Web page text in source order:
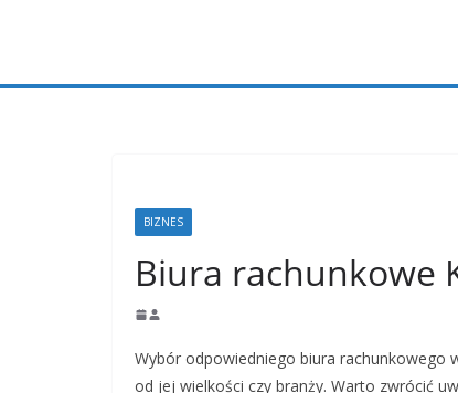
BIZNES
Biura rachunkowe
Wybór odpowiedniego biura rachunkowego
od jej wielkości czy branży. Warto zwrócić